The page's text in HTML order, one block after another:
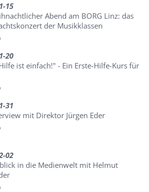
15
Abend am BORG Linz: das
der Musikklassen
20
ist einfach!" - Ein Erste-Hilfe-Kurs für
31
mit Direktor Jürgen Eder
02
in die Medienwelt mit Helmut